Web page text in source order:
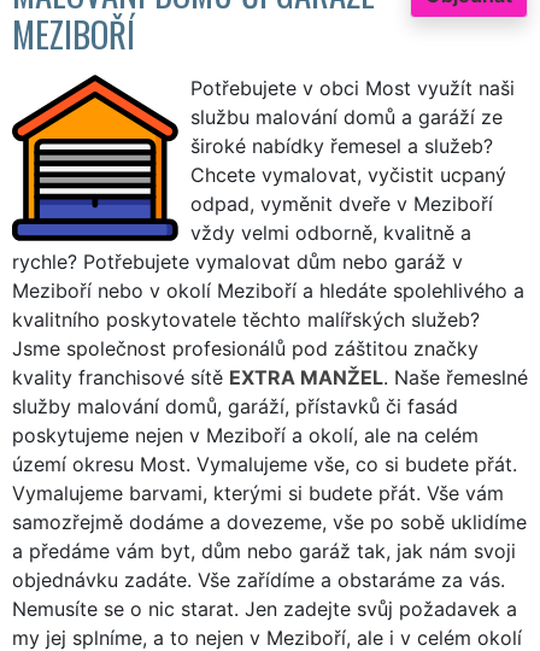
MEZIBOŘÍ
Potřebujete v obci Most využít naši
službu malování domů a garáží ze
široké nabídky řemesel a služeb?
Chcete vymalovat, vyčistit ucpaný
odpad, vyměnit dveře v Meziboří
vždy velmi odborně, kvalitně a
rychle? Potřebujete vymalovat dům nebo garáž v
Meziboří nebo v okolí Meziboří a hledáte spolehlivého a
kvalitního poskytovatele těchto malířských služeb?
Jsme společnost profesionálů pod záštitou značky
kvality franchisové sítě EXTRA MANŽEL. Naše řemeslné
služby malování domů, garáží, přístavků či fasád
poskytujeme nejen v Meziboří a okolí, ale na celém
území okresu Most. Vymalujeme vše, co si budete přát.
Vymalujeme barvami, kterými si budete přát. Vše vám
samozřejmě dodáme a dovezeme, vše po sobě uklidíme
a předáme vám byt, dům nebo garáž tak, jak nám svoji
objednávku zadáte. Vše zařídíme a obstaráme za vás.
Nemusíte se o nic starat. Jen zadejte svůj požadavek a
my jej splníme, a to nejen v Meziboří, ale i v celém okolí